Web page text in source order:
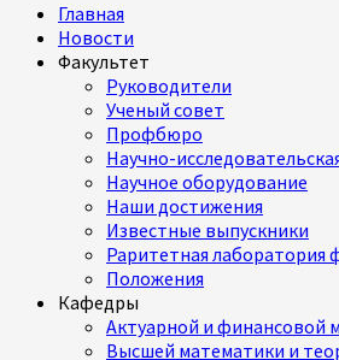
Главная
Новости
Факультет
Руководители
Ученый совет
Профбюро
Научно-
Научное оборудование
Наши достижения
Известные выпускники
Раритетная лаборатория
Положения
Кафедры
Актуарной и финансовой
Высшей математики и